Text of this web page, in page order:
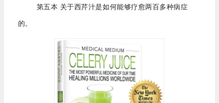
第五本 关于西芹汁是如何能够疗愈两百多种病症
的。